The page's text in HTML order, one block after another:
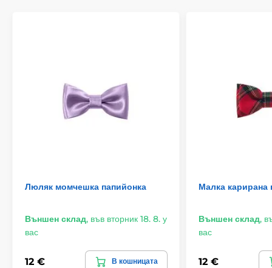
Люляк момчешка папийонка
Външен склад, във вторник 18. 8. у
вас
12 € В кошницата
Малка карирана
Външен склад,
вас
12 €